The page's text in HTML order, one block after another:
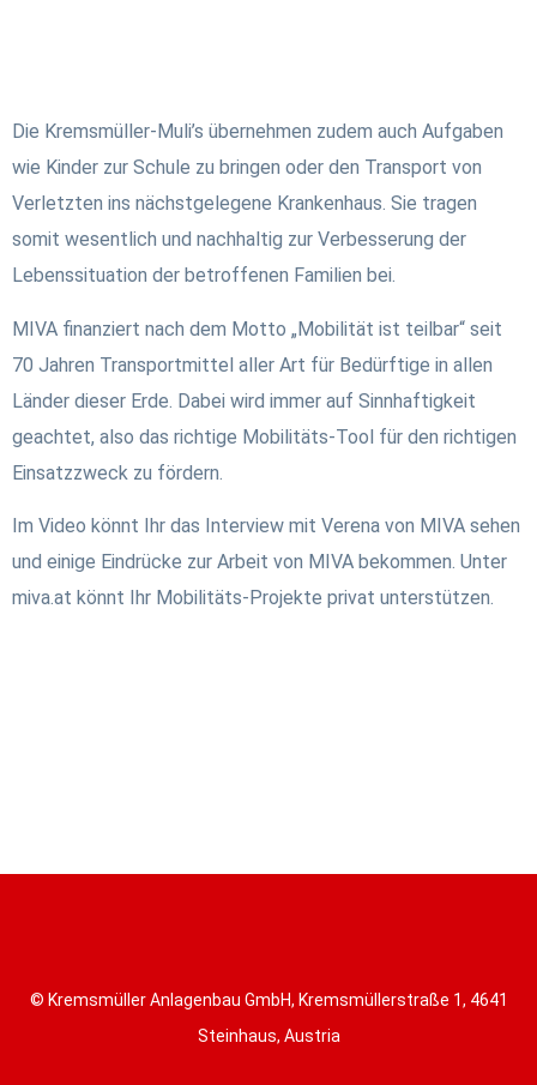
Die Kremsmüller-Muli’s übernehmen zudem auch Aufgaben
wie Kinder zur Schule zu bringen oder den Transport von
Verletzten ins nächstgelegene Krankenhaus. Sie tragen
somit wesentlich und nachhaltig zur Verbesserung der
Lebenssituation der betroffenen Familien bei.
MIVA finanziert nach dem Motto „Mobilität ist teilbar“ seit
70 Jahren Transport­mittel aller Art für Bedürftige in allen
Länder dieser Erde. Dabei wird immer auf Sinnhaftigkeit
geachtet, also das richtige Mobilitäts-Tool für den richtigen
Einsatz­zweck zu fördern.
Im Video könnt Ihr das Interview mit Verena von MIVA sehen
und einige Eindrücke zur Arbeit von MIVA bekommen. Unter
miva.at könnt Ihr Mobilitäts-Projekte privat unterstützen.
© Kremsmüller Anlagenbau GmbH, Kremsmüllerstraße 1, 4641
Steinhaus, Austria